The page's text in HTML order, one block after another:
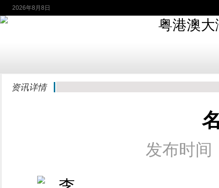
2026年8月8日
资讯详情
发布时间